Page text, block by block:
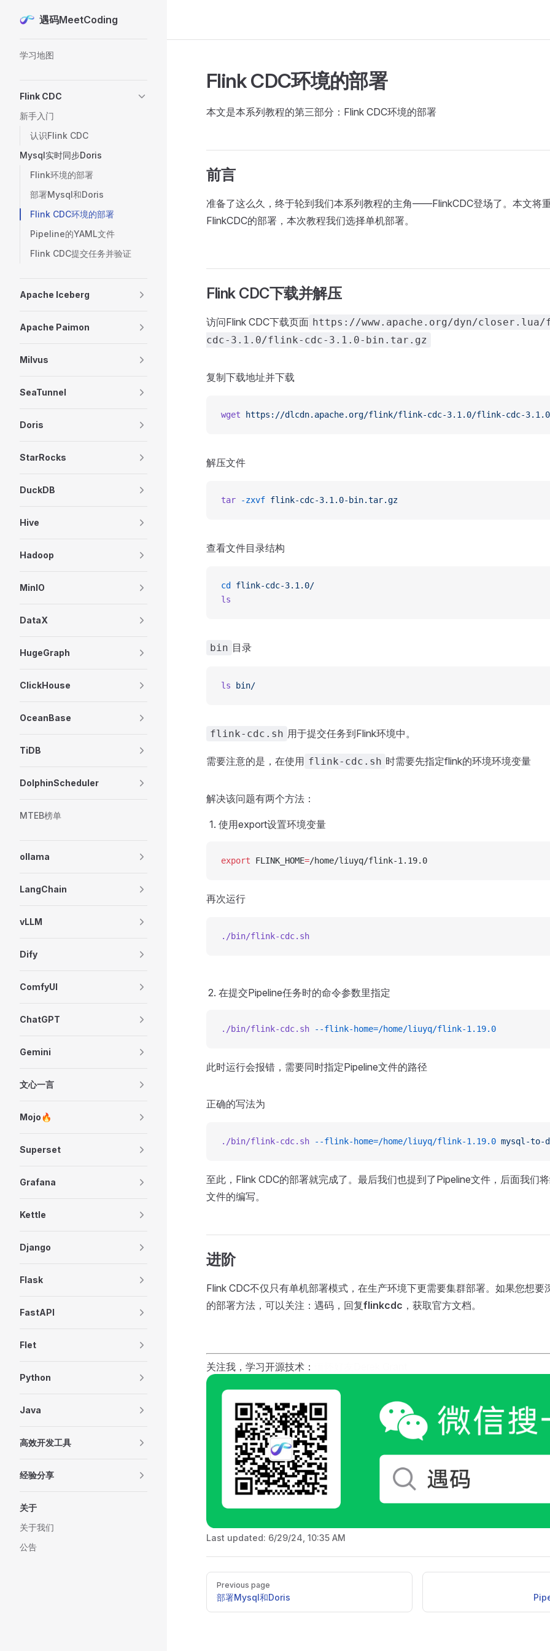
Skip to content
遇码MeetCoding
学习地图
Flink CDC
新手入门
认识Flink CDC
Mysql实时同步Doris
Flink环境的部署
部署Mysql和Doris
Flink CDC环境的部署
Pipeline的YAML文件
Flink CDC提交任务并验证
Apache Iceberg
Apache Paimon
Milvus
SeaTunnel
Doris
StarRocks
DuckDB
Hive
Hadoop
MinIO
DataX
HugeGraph
ClickHouse
OceanBase
TiDB
DolphinScheduler
MTEB榜单
ollama
LangChain
vLLM
Dify
ComfyUI
ChatGPT
Gemini
文心一言
Mojo🔥
Superset
Grafana
Kettle
Django
Flask
FastAPI
Flet
Python
Java
高效开发工具
经验分享
关于
关于我们
公告
Flink CDC环境的部署
本文是本系列教程的第三部分：Flink CDC环境的部署
前言
准备了这么久，终于轮到我们本系列教程的主角——FlinkCDC登场了。本文将
FlinkCDC的部署，本次教程我们选择单机部署。
Flink CDC下载并解压
访问Flink CDC下载页面 https://www.apache.org/dyn/
cdc-3.1.0/flink-cdc-3.1.0-bin.tar.gz
复制下载地址并下载
wget https://dlcdn.apache.org/flink/flink-cdc-3.1.0/flink-cdc-
解压文件
tar -zxvf flink-cdc-3.1.0-bin.tar.gz
查看文件目录结构
cd
flink-cdc-3.1.0/
ls
bin 目录
ls bin/
flink-cdc.sh 用于提交任务到Flink环境中。
需要注意的是，在使用 flink-cdc.sh 时需要先指定flink的环境环境变量
解决该问题有两个方法：
使用export设置环境变量
export FLINK_HOME=/home/liuyq/flink-1.19.0
再次运行
./bin/flink-cdc.sh
在提交Pipeline任务时的命令参数里指定
./bin/flink-cdc.sh --flink-home=/home/liuyq/flink-1.19.0
此时运行会报错，需要同时指定Pipeline文件的路径
正确的写法为
./bin/flink-cdc.sh --flink-home=/home/liuyq/flink-1.19.0 mysql-to-
至此，Flink CDC的部署就完成了。最后我们也提到了Pipeline文件，后面我们
文件的编写。
进阶
Flink CDC不仅只有单机部署模式，在生产环境下更需要集群部署。如果您想要
的部署方法，可以关注：遇码，回复flinkcdc ，获取官方文档。
关注我，学习开源技术：
Last updated: 6/29/24, 10:35 AM
Pager
Previous page
部署Mysql和Doris